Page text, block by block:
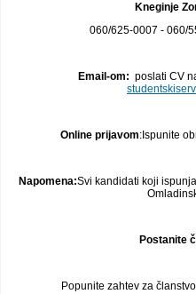
Kneginje
060/625-0007 - 060/
Email-om: poslati CV
Online prijavom:Ispunite
Napomena:Svi kandidati koji
Postanite
Popunite zahtev za